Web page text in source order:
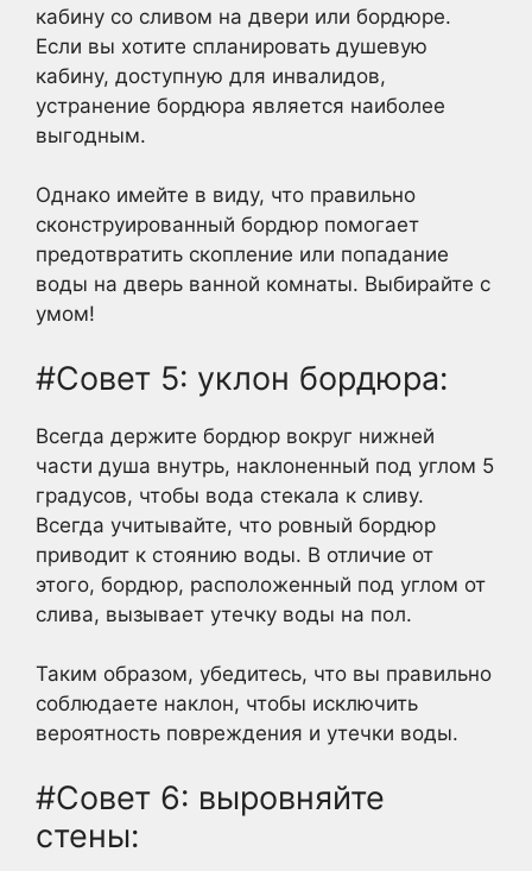
кабину со сливом на двери или бордюре.
Если вы хотите спланировать душевую
кабину, доступную для инвалидов,
устранение бордюра является наиболее
выгодным.
Однако имейте в виду, что правильно
сконструированный бордюр помогает
предотвратить скопление или попадание
воды на дверь ванной комнаты. Выбирайте с
умом!
#Совет 5: уклон бордюра:
Всегда держите бордюр вокруг нижней
части душа внутрь, наклоненный под углом 5
градусов, чтобы вода стекала к сливу.
Всегда учитывайте, что ровный бордюр
приводит к стоянию воды. В отличие от
этого, бордюр, расположенный под углом от
слива, вызывает утечку воды на пол.
Таким образом, убедитесь, что вы правильно
соблюдаете наклон, чтобы исключить
вероятность повреждения и утечки воды.
#Совет 6: выровняйте
стены: